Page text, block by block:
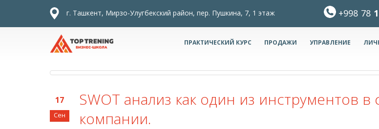
г. Ташкент, Мирзо-Улугбекский район, пер. Пушкина, 7, 1 этаж +998 78
ПРАКТИЧЕСКИЙ КУРС ПРОДАЖИ УПРАВЛЕНИЕ
17
Сен
SWOT анализ как один из инструментов в
компании.